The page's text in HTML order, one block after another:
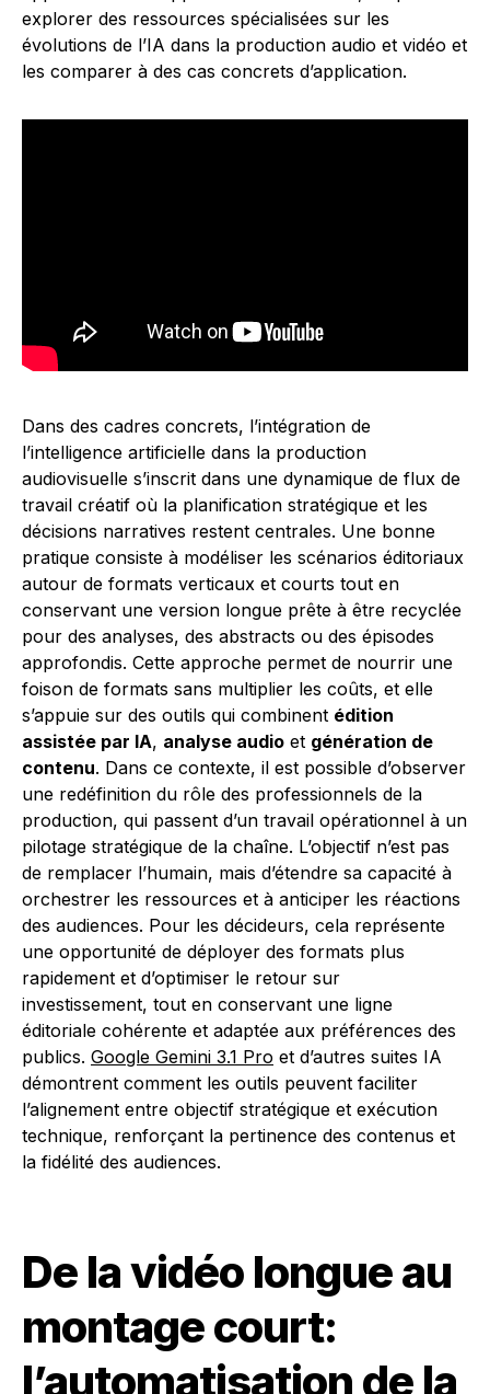
explorer des ressources spécialisées sur les
évolutions de l’IA dans la production audio et vidéo et
les comparer à des cas concrets d’application.
Dans des cadres concrets, l’intégration de
l’intelligence artificielle dans la production
audiovisuelle s’inscrit dans une dynamique de flux de
travail créatif où la planification stratégique et les
décisions narratives restent centrales. Une bonne
pratique consiste à modéliser les scénarios éditoriaux
autour de formats verticaux et courts tout en
conservant une version longue prête à être recyclée
pour des analyses, des abstracts ou des épisodes
approfondis. Cette approche permet de nourrir une
foison de formats sans multiplier les coûts, et elle
s’appuie sur des outils qui combinent édition
assistée par IA, analyse audio et génération de
contenu. Dans ce contexte, il est possible d’observer
une redéfinition du rôle des professionnels de la
production, qui passent d’un travail opérationnel à un
pilotage stratégique de la chaîne. L’objectif n’est pas
de remplacer l’humain, mais d’étendre sa capacité à
orchestrer les ressources et à anticiper les réactions
des audiences. Pour les décideurs, cela représente
une opportunité de déployer des formats plus
rapidement et d’optimiser le retour sur
investissement, tout en conservant une ligne
éditoriale cohérente et adaptée aux préférences des
publics. Google Gemini 3.1 Pro et d’autres suites IA
démontrent comment les outils peuvent faciliter
l’alignement entre objectif stratégique et exécution
technique, renforçant la pertinence des contenus et
la fidélité des audiences.
De la vidéo longue au
montage court:
l’automatisation de la